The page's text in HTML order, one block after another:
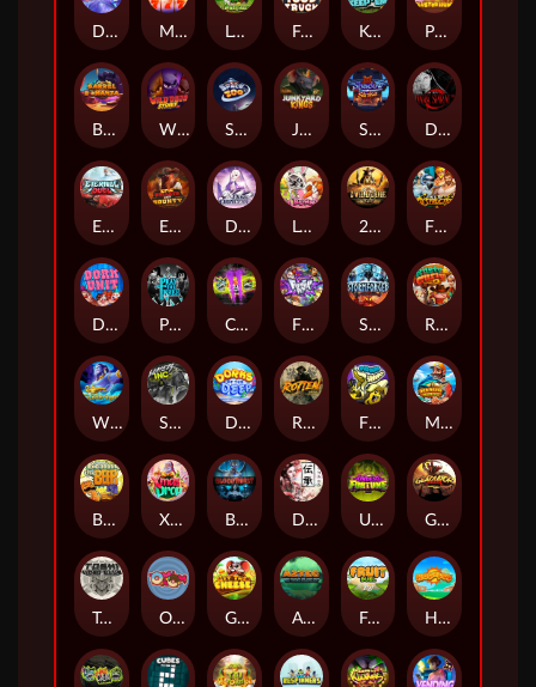
Dandy Diamonds Max Win Machine Le Prechaun Fred's Food Truck Keep 'em Piggy Cluster Hunt
Barrel Bonanza Wild Dojo Strike Space Zoo Junkyard Kings Shadow Strike Dark Spiral
Eternal Duel EPIC BULLETS & BOUNTY Dusk Princess Le Bunny 2 Wild 2 Die Fist Of Destruction
Dork Unit Pray for Three Chaos Crew 2 Fighter Pit Stormforged Rusty & Curly
Wishbringer Slayers Inc Dorks of The Deep Rotten FRKN Bananas Marlin Master
Benny The Beer Xmas Drop Bloodthirst Densho Undead Fortune Gladiator Legends
Toshi Video Club OmNom Get The Cheese Aztec Twist Fruit Duel Hop'n'Pop